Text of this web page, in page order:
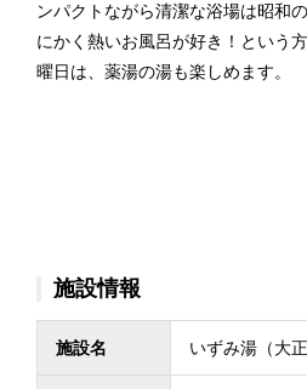
ンパクトながら清潔な浴場は昭和
にかく熱いお風呂が好き！という
曜日は、薬湯の湯も楽しめます。
施設情報
施設名 いずみ湯（大